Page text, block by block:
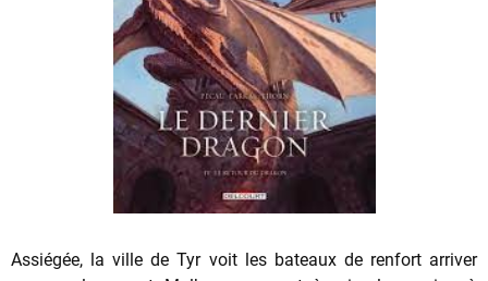
Assiégée, la ville de Tyr voit les bateaux de renfort arriver